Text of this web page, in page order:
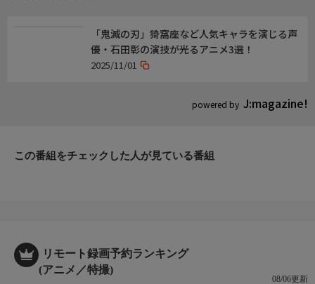
シリーズ構成:大知慶一郎
CGディレクター:大嶋慎介
編集:松原理恵
powered by J:magazine!
「鬼滅の刃」猗窩座など人気キャラを演じる声
優・石田彰の演技が光るアニメ3選！
2025/11/01
この番組をチェックした人が見ている番組
リモート録画予約ランキング
(アニメ／特撮)
08/06更新